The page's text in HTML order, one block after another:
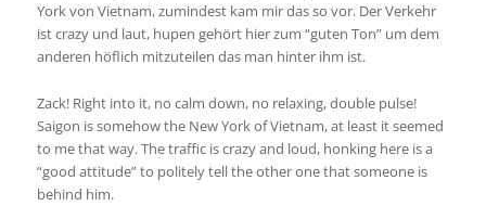
York von Vietnam, zumindest kam mir das so vor. Der Verkehr
ist crazy und laut, hupen gehört hier zum “guten Ton” um dem
anderen höflich mitzuteilen das man hinter ihm ist.
Zack! Right into it, no calm down, no relaxing, double pulse!
Saigon is somehow the New York of Vietnam, at least it seemed
to me that way. The traffic is crazy and loud, honking here is a
“good attitude” to politely tell the other one that someone is
behind him.